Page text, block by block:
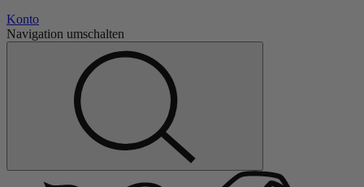
Konto
Navigation umschalten